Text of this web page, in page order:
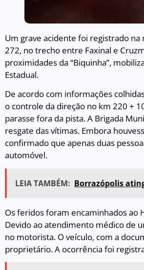
Um grave acidente foi registrado na
272, no trecho entre Faxinal e
proximidades da “Biquinha”,
Estadual.
De acordo com informações
o controle da direção no km 220 +
parasse fora da pista. A Brigada
resgate das vítimas. Embora
confirmado que apenas duas
automóvel.
LEIA TAMBÉM: Borrazópolis
Os feridos foram encaminhados ao
Devido ao atendimento médico de
no motorista. O veículo, com a
proprietário. A ocorrência foi